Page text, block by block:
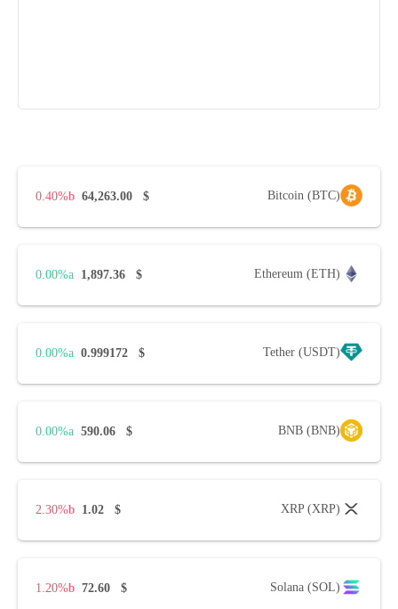
Bitcoin (BTC)
$
64,263.00
0.40%
Ethereum (ETH)
$
1,897.36
0.00%
Tether (USDT)
$
0.999172
0.00%
BNB (BNB)
$
590.06
0.00%
XRP (XRP)
$
1.02
2.30%
Solana (SOL)
$
72.60
1.20%